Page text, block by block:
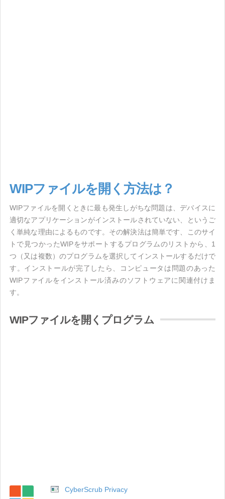
WIPファイルを開く方法は？
WIPファイルを開くときに最も発生しがちな問題は、デバイスに
適切なアプリケーションがインストールされていない、というご
く単純な理由によるものです。その解決法は簡単です、このサイ
トで見つかったWIPをサポートするプログラムのリストから、1
つ（又は複数）のプログラムを選択してインストールするだけで
す。インストールが完了したら、コンピュータは問題のあった
WIPファイルをインストール済みのソフトウェアに関連付けま
す。
WIPファイルを開くプログラム
CyberScrub Privacy